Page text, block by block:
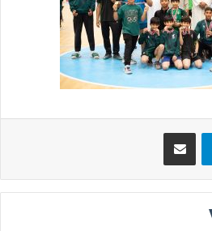
تيلقرام